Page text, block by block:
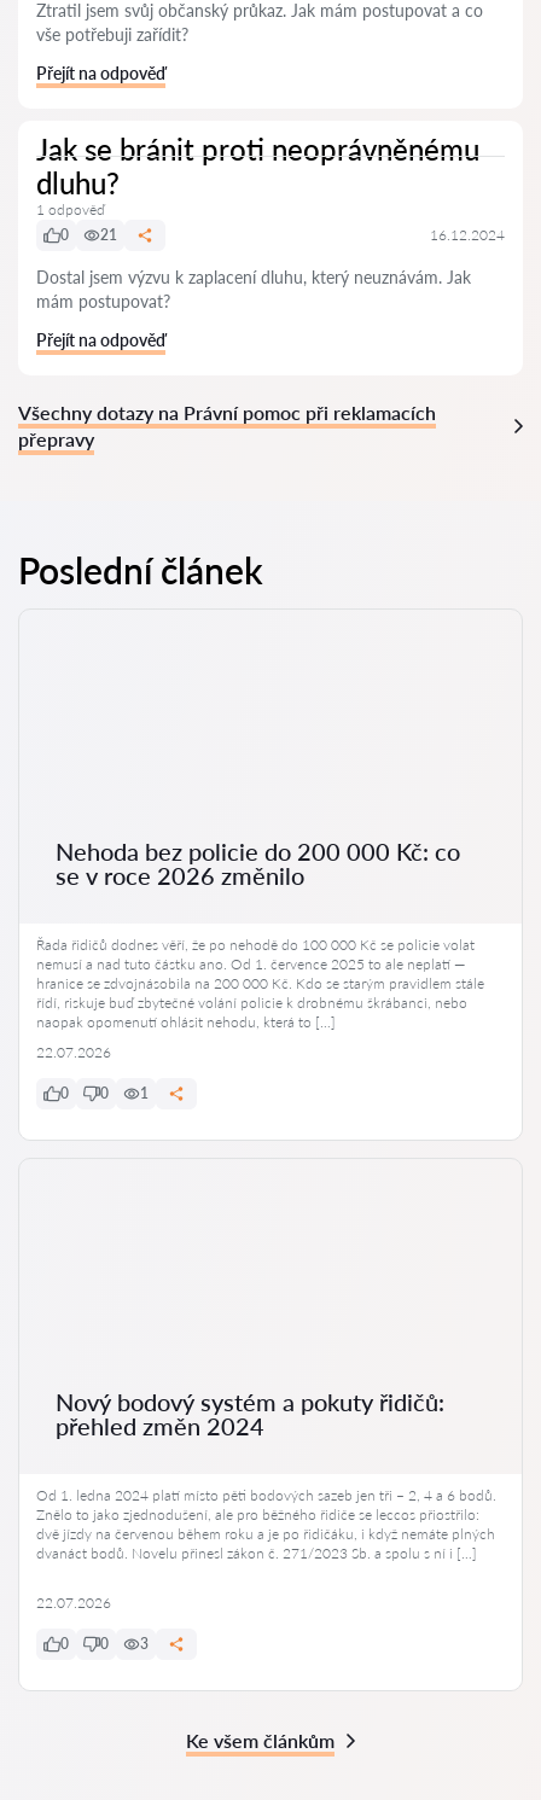
Ztratil jsem svůj občanský průkaz. Jak mám postupovat a co
vše potřebuji zařídit?
Přejít na odpověď
Jak se bránit proti neoprávněnému
dluhu?
1 odpověď
0
21 16.12.2024
Dostal jsem výzvu k zaplacení dluhu, který neuznávám. Jak
mám postupovat?
Přejít na odpověď
Všechny dotazy na Právní pomoc při reklamacích
přepravy
Poslední článek
Nehoda bez policie do 200 000 Kč: co
se v roce 2026 změnilo
Řada řidičů dodnes věří, že po nehodě do 100 000 Kč se policie volat
nemusí a nad tuto částku ano. Od 1. července 2025 to ale neplatí —
hranice se zdvojnásobila na 200 000 Kč. Kdo se starým pravidlem stále
řídí, riskuje buď zbytečné volání policie k drobnému škrábanci, nebo
naopak opomenutí ohlásit nehodu, která to […]
22.07.2026
0 0 1
Nový bodový systém a pokuty řidičů:
přehled změn 2024
Od 1. ledna 2024 platí místo pěti bodových sazeb jen tři – 2, 4 a 6 bodů.
Znělo to jako zjednodušení, ale pro běžného řidiče se leccos přiostřilo:
dvě jízdy na červenou během roku a je po řidičáku, i když nemáte plných
dvanáct bodů. Novelu přinesl zákon č. 271/2023 Sb. a spolu s ní i […]
22.07.2026
0 0 3
Ke všem článkům